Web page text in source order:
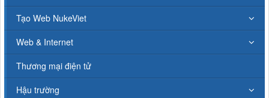
Tạo Web NukeViet
Web & Internet
Thương mại điện tử
Hậu trường